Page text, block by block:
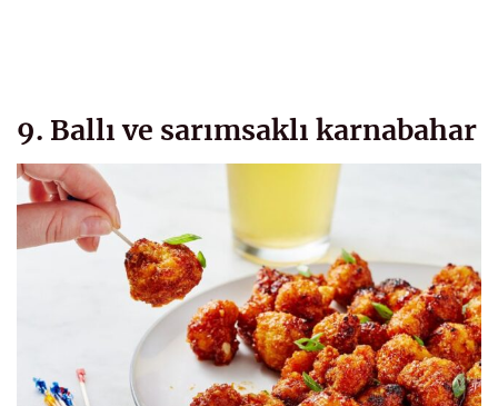
9. Ballı ve sarımsaklı karnabahar